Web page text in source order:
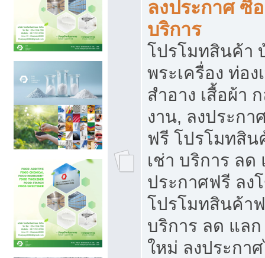
ลงประกาศ ซื้
บริการ
โปรโมทสินค้า
พระเครื่อง ท่อง
สำอาง เสื้อผ้า
งาน, ลงประก
ฟรี โปรโมทสิ
เช่า บริการ ลด
ประกาศฟรี ล
โปรโมทสินค้า
บริการ ลด แล
ใหม่ ลงประกา